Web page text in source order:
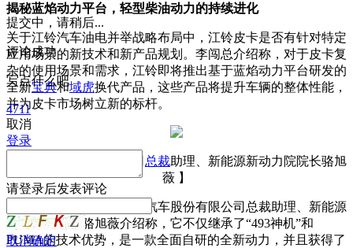
揭秘蓝焰动力平台，轻型柴油动力的持续进化
关于江铃汽车油电并举战略布局中，江铃皮卡是否有针对特定
应用场景的新技术和新产品规划。李闯总介绍称，对于皮卡复
杂的使用场景和需求，江铃即将推出基于蓝焰动力平台研发的
全新宝典和域虎换代产品，这些产品将提升车辆的整体性能，
并为皮卡市场树立新的标杆。
总裁助理、新能源新动力院院长骆旭
薇 】
针对蓝焰动力平台，江铃汽车股份有限公司总裁助理、新能源
新动力院院长骆旭薇介绍称，它不仅继承了“493神机”和
PUMA的技术优势，是一款全面自研的全新动力，并且获得了
提交中，请稍后...
评论成功
写点什么吧
4711
取消
登录
请登录后发表评论
取消确定